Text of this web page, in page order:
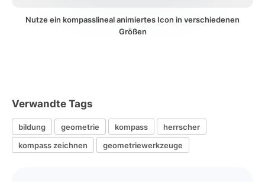
Nutze ein kompasslineal animiertes Icon in verschiedenen
Größen
Verwandte Tags
bildung geometrie kompass
herrscher
kompass zeichnen
geometriewerkzeuge